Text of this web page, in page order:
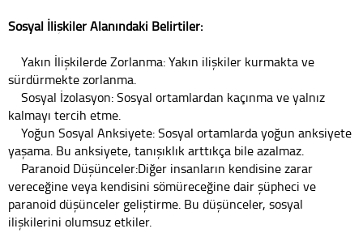
Sosyal İlişkiler Alanındaki Belirtiler:
Yakın İlişkilerde Zorlanma: Yakın ilişkiler kurmakta ve
sürdürmekte zorlanma.
Sosyal İzolasyon: Sosyal ortamlardan kaçınma ve yalnız
kalmayı tercih etme.
Yoğun Sosyal Anksiyete: Sosyal ortamlarda yoğun anksiyete
yaşama. Bu anksiyete, tanışıklık arttıkça bile azalmaz.
Paranoid Düşünceler:Diğer insanların kendisine zarar
vereceğine veya kendisini sömüreceğine dair şüpheci ve
paranoid düşünceler geliştirme. Bu düşünceler, sosyal
ilişkilerini olumsuz etkiler.